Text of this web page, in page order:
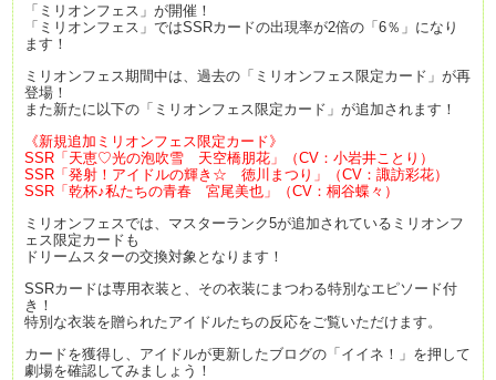
「ミリオンフェス」が開催！
「ミリオンフェス」ではSSRカードの出現率が2倍の「6％」になり
ます！
ミリオンフェス期間中は、過去の「ミリオンフェス限定カード」が再
登場！
また新たに以下の「ミリオンフェス限定カード」が追加されます！
《新規追加ミリオンフェス限定カード》
SSR「天恵♡光の泡吹雪 天空橋朋花」（CV：小岩井ことり）
SSR「発射！アイドルの輝き☆ 徳川まつり」（CV：諏訪彩花）
SSR「乾杯♪私たちの青春 宮尾美也」（CV：桐谷蝶々）
ミリオンフェスでは、マスターランク5が追加されているミリオンフ
ェス限定カードも
ドリームスターの交換対象となります！
SSRカードは専用衣装と、その衣装にまつわる特別なエピソード付
き！
特別な衣装を贈られたアイドルたちの反応をご覧いただけます。
カードを獲得し、アイドルが更新したブログの「イイネ！」を押して
劇場を確認してみましょう！